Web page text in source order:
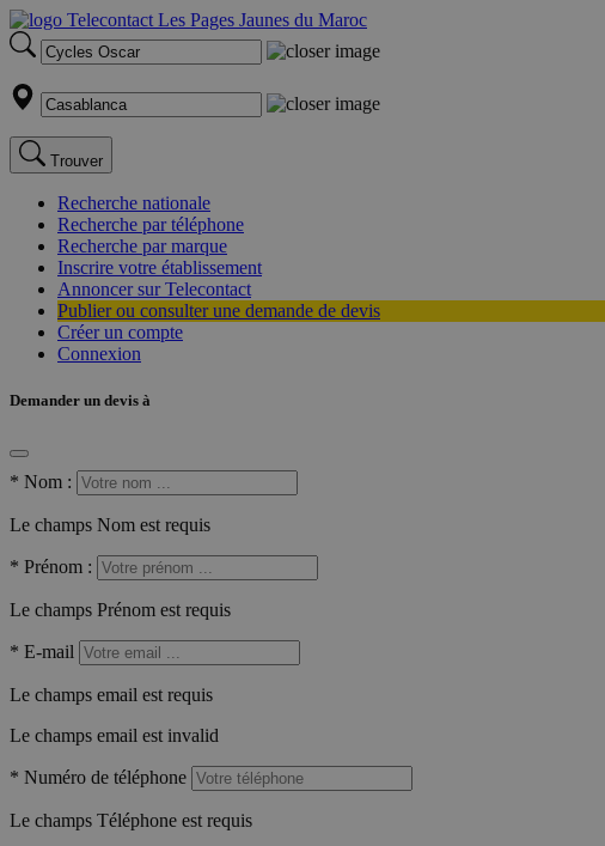
Trouver
Recherche nationale
Recherche par téléphone
Recherche par marque
Inscrire votre établissement
Annoncer sur Telecontact
Publier ou consulter une demande de devis
Créer un compte
Connexion
Demander un devis à
* Nom :
Le champs Nom est requis
* Prénom :
Le champs Prénom est requis
* E-mail
Le champs email est requis
Le champs email est invalid
* Numéro de téléphone
Le champs Téléphone est requis